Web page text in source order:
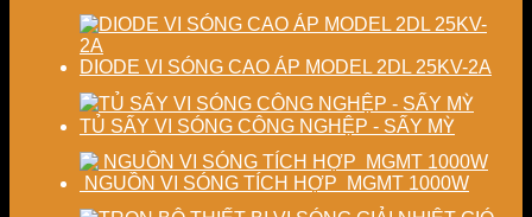
DIODE VI SÓNG CAO ÁP MODEL 2DL 25KV-2A
TỦ SẤY VI SÓNG CÔNG NGHỆP - SẤY MỲ
NGUỒN VI SÓNG TÍCH HỢP MGMT 1000W